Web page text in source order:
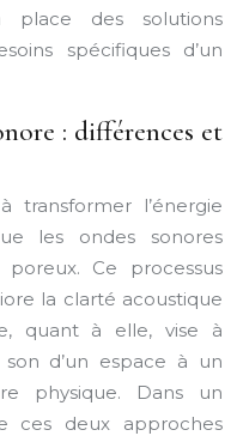
des solutions
spécifiques d’un
: différences et
transformer l’énergie
les ondes sonores
Ce processus
la clarté acoustique
quant à elle, vise à
d’un espace à un
physique. Dans un
ces deux approches